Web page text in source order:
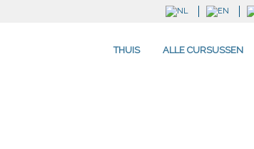
THUIS ALLE CURSUSSEN